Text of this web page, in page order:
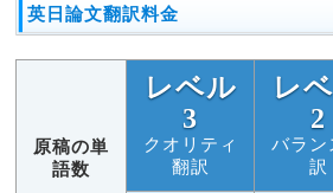
お
支
英日論文翻訳料金
原稿の単
語数
レベル
3
クオリティ
翻訳
レ
2
バラン
訳